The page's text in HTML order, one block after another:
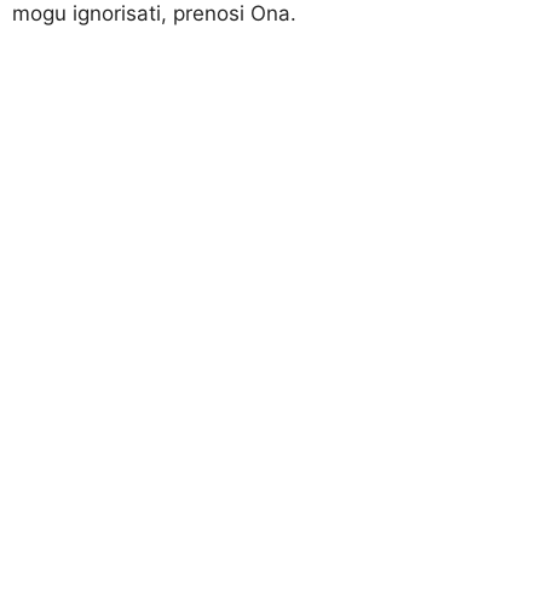
mogu ignorisati, prenosi Ona.